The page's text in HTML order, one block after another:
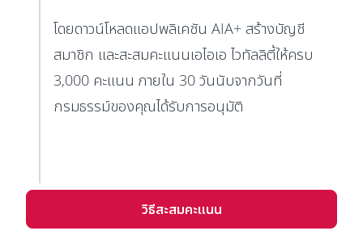
โดยดาวน์โหลดแอปพลิเคชัน AIA+ สร้างบัญชี
สมาชิก และสะสมคะแนนเอไอเอ ไวทัลลิตี้ให้ครบ
3,000 คะแนน ภายใน 30 วันนับจากวันที่
กรมธรรม์ของคุณได้รับการอนุมัติ
วิธีสะสมคะแนน